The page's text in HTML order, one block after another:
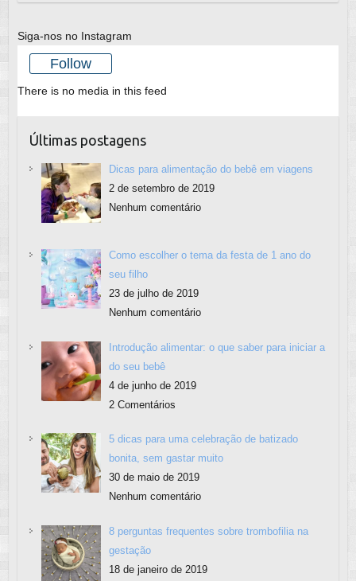
Siga-nos no Instagram
Follow
There is no media in this feed
Últimas postagens
Dicas para alimentação do bebê em viagens
2 de setembro de 2019
Nenhum comentário
Como escolher o tema da festa de 1 ano do
seu filho
23 de julho de 2019
Nenhum comentário
Introdução alimentar: o que saber para iniciar a
do seu bebê
4 de junho de 2019
2 Comentários
5 dicas para uma celebração de batizado
bonita, sem gastar muito
30 de maio de 2019
Nenhum comentário
8 perguntas frequentes sobre trombofilia na
gestação
18 de janeiro de 2019